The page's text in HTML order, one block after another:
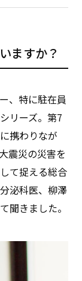
ますか？
、特に駐在員
リーズ。第7
携わりなが
震災の災害を
て捉える総合
泌科医、柳澤
聞きました。